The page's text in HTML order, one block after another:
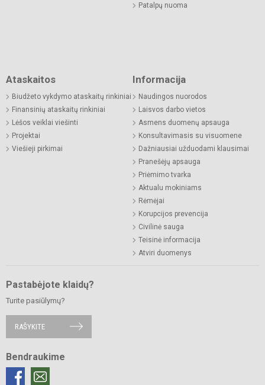
Patalpų nuoma
Ataskaitos
Biudžeto vykdymo ataskaitų rinkiniai
Finansinių ataskaitų rinkiniai
Lėšos veiklai viešinti
Projektai
Viešieji pirkimai
Informacija
Naudingos nuorodos
Laisvos darbo vietos
Asmens duomenų apsauga
Konsultavimasis su visuomene
Dažniausiai užduodami klausimai
Pranešėjų apsauga
Priėmimo tvarka
Aktualu mokiniams
Rėmėjai
Korupcijos prevencija
Civilinė sauga
Teisinė informacija
Atviri duomenys
Pastabėjote klaidų?
Turite pasiūlymų?
RAŠYKITE
Bendraukime